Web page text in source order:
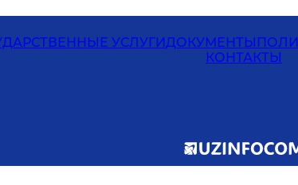
УСЛУГИДОКУМЕНТЫ
КОНТАКТЫ